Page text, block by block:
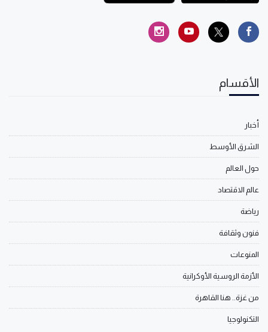
الأقسام
أخبار
الشرق الأوسط
حول العالم
عالم الاقتصاد
رياضة
فنون وثقافة
المنوعات
الأزمة الروسية الأوكرانية
من غزة.. هنا القاهرة
التكنولوجيا